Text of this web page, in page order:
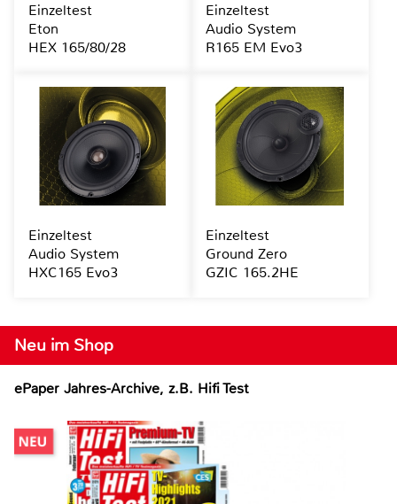
Neu im Shop
ePaper Jahres-Archive, z.B. Hifi Test
Einzeltest
Eton
HEX 165/80/28
Einzeltest
Audio System
R165 EM Evo3
Einzeltest
Audio System
HXC165 Evo3
Einzeltest
Ground Zero
GZIC 165.2HE